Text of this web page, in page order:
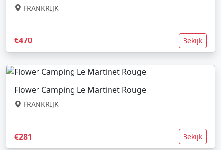
FRANKRIJK
€470 Bekijk
Flower Camping Le Martinet Rouge
FRANKRIJK
€281 Bekijk